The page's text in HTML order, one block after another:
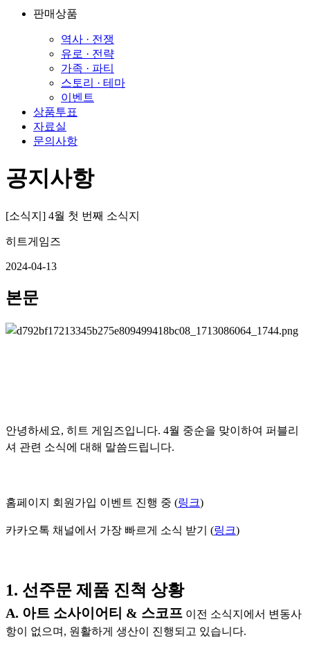
판매상품
역사 · 전쟁
유로 · 전략
가족 · 파티
스토리 · 테마
이벤트
상품투표
자료실
문의사항
공지사항
[소식지] 4월 첫 번째 소식지
히트게임즈
2024-04-13
본문
안녕하세요, 히트 게임즈입니다. 4월 중순을 맞이하여 퍼블리
셔 관련 소식에 대해 말씀드립니다.
홈페이지 회원가입 이벤트 진행 중 (링크)
카카오톡 채널에서 가장 빠르게 소식 받기 (링크)
1. 선주문 제품 진척 상황
A. 아트 소사이어티 & 스코프 이전 소식지에서 변동사
항이 없으며, 원활하게 생산이 진행되고 있습니다.